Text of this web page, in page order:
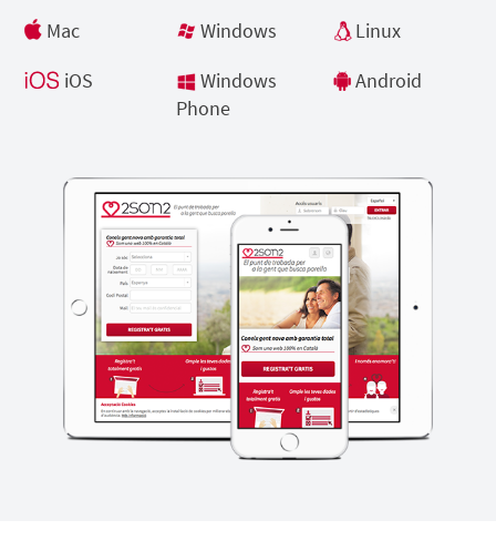
Mac Windows
Linux
iOS
Windows
Phone
Android